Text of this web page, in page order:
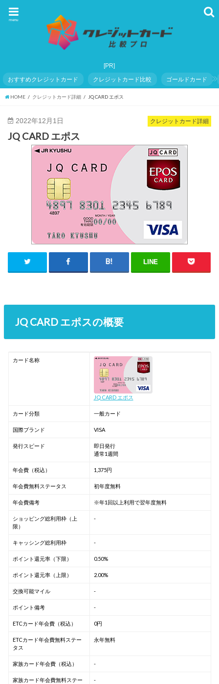
menu
おすすめクレジットカード クレジットカード比較 ゴールドカード
HOME クレジットカード詳細 JQ CARD エポス
クレジットカード詳細
2022年12月1日
JQ CARD エポス
LINE
JQ CARD エポスの概要
カード名称
JQ CARD エポス
カード分類 一般カード
国際ブランド VISA
発行スピード
即日発行
通常1週間
年会費（税込） 1,375円
年会費無料ステータス 初年度無料
年会費備考 ※年1回以上利用で翌年度無料
ショッピング総利用枠（上
限）
-
キャッシング総利用枠 -
ポイント還元率（下限） 0.50%
ポイント還元率（上限） 2.00%
交換可能マイル -
ポイント備考 -
ETCカード年会費（税込） 0円
ETCカード年会費無料ステー
タス
永年無料
家族カード年会費（税込） -
家族カード年会費無料ステー
-